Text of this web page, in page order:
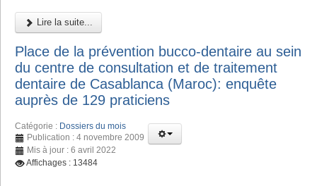
Lire la suite...
Place de la prévention bucco-dentaire au sein
du centre de consultation et de traitement
dentaire de Casablanca (Maroc): enquête
auprès de 129 praticiens
Catégorie : Dossiers du mois
Publication : 4 novembre 2009
Mis à jour : 6 avril 2022
Affichages : 13484